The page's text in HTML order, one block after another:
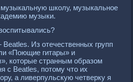
школу, музыкальное
музыки.
Из отечественных групп
«Поющие гитары» и
которые странным образом
с Beatles, потому что их
а ливерпульскую четверку я